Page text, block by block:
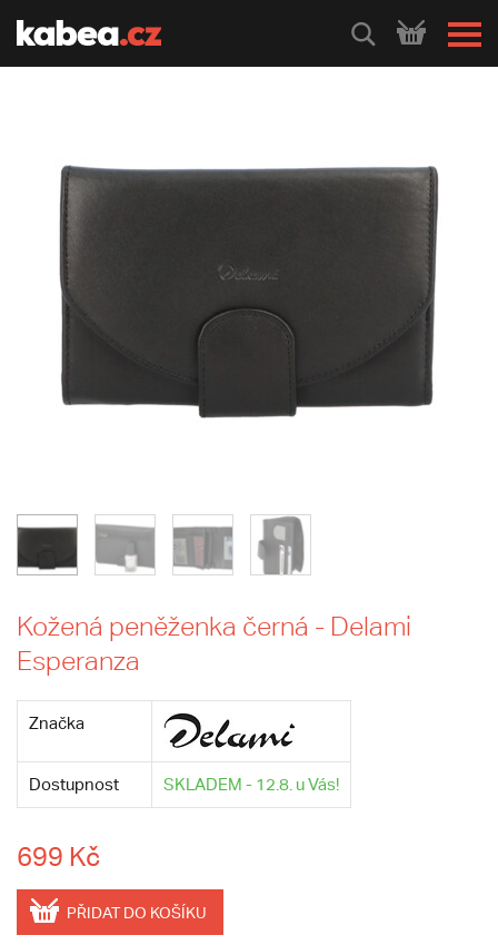
HLEDEJ
Kožená peněženka černá - Delami
Esperanza
Značka
Dostupnost SKLADEM - 12.8. u Vás!
699 Kč
PŘIDAT DO KOŠÍKU